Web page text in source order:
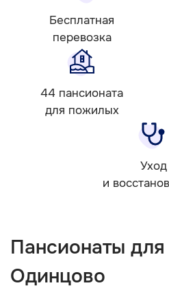
Бесплатная
перевозка
44 пансионата
для пожилых
Уход
и
Пансионаты
Одинцово